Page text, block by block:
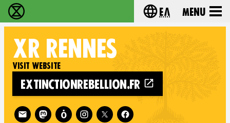
Extinction Rebellion - Home Choose your
Ελ Menu
XR RENNES
VISIT WEBSITE
EXTINCTIONREBELLION.FR
Follow XR Rennes on